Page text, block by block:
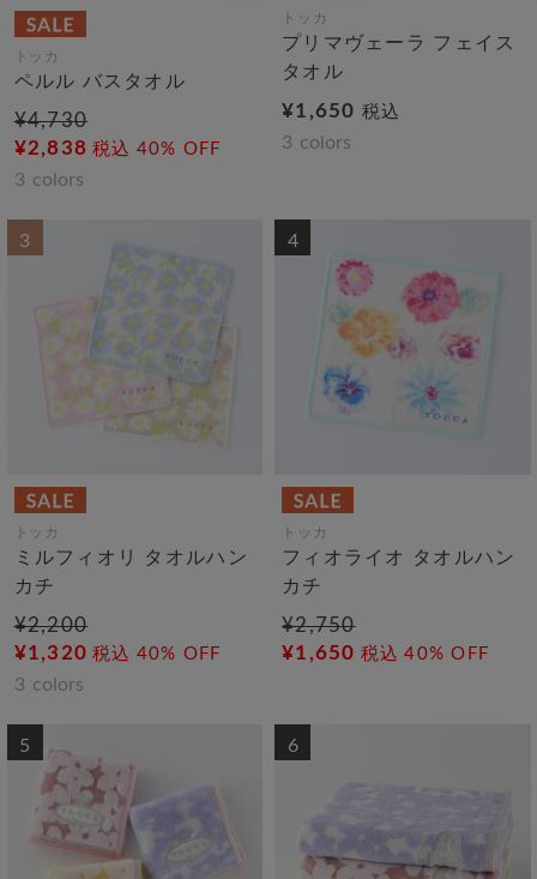
トッカ
ペルル バスタオル
¥4,730
¥2,838 税込 40% OFF
3 colors
トッカ
プリマヴェーラ フェイス
タオル
¥1,650 税込
3 colors
3
トッカ
ミルフィオリ タオルハン
カチ
¥2,200
¥1,320 税込 40% OFF
3 colors
4
トッカ
フィオライオ タオルハン
カチ
¥2,750
¥1,650 税込 40% OFF
5 6